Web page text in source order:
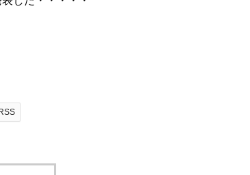
RSS